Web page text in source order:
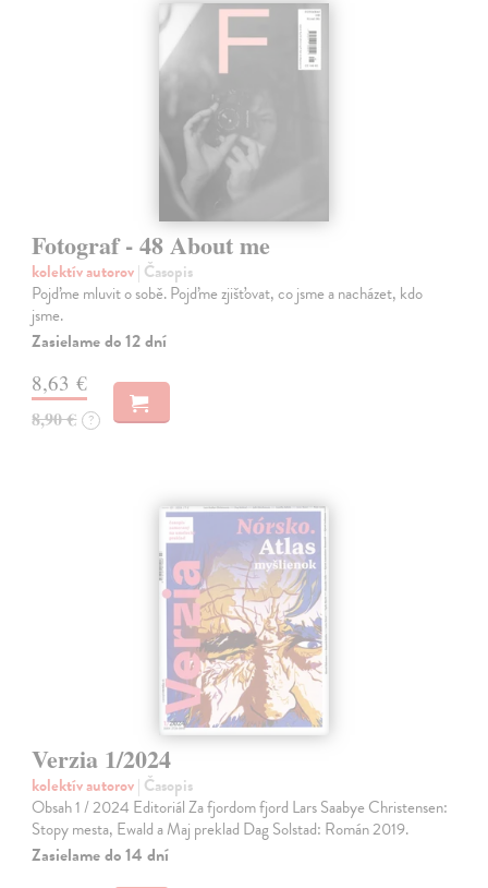
Fotograf - 48 About me
kolektív autorov| Časopis
Pojďme mluvit o sobě. Pojďme zjišťovat, co jsme a nacházet, kdo
jsme.
Zasielame do 12 dní
8,63 €
8,90 € ?
Verzia 1/2024
kolektív autorov| Časopis
Obsah 1 / 2024 Editoriál Za fjordom fjord Lars Saabye Christensen:
Stopy mesta, Ewald a Maj preklad Dag Solstad: Román 2019.
Zasielame do 14 dní